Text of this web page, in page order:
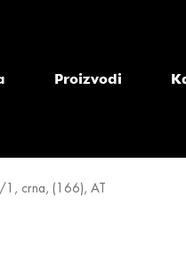
Proizvodi
1, crna, (166), AT